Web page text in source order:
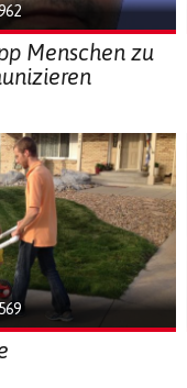
Menschen zu